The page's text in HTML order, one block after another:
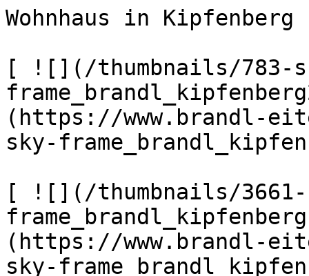
Wohnhaus in
[ ![](/thumbnails/783-
(https://www.brandl-
sky-
[ ![](/thumbnails/
(https://www.brandl-
sky-